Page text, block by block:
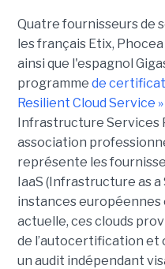
Quatre fournisseurs de
les français Etix,
ainsi que l'espagnol
programme de
Resilient Cloud Service »
Infrastructure Services
association
représente les
IaaS (Infrastructure as
instances européennes
actuelle, ces clouds
de l’autocertification et
un audit indépendant